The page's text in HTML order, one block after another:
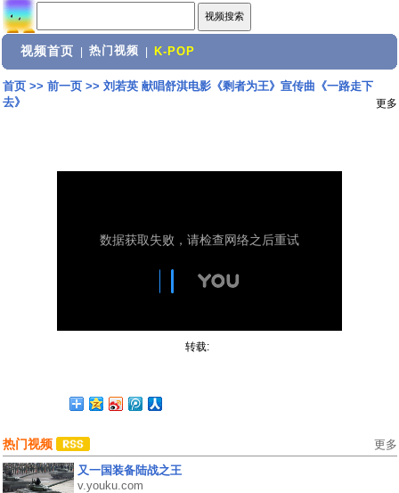
视频首页 热门视频 K-POP
首页>> 前一页>> 刘若英 献唱舒淇电影《剩者为王》宣传曲《一路走下
去》
更多
转载:
热门视频 更多
又一国装备陆战之王
v.youku.com